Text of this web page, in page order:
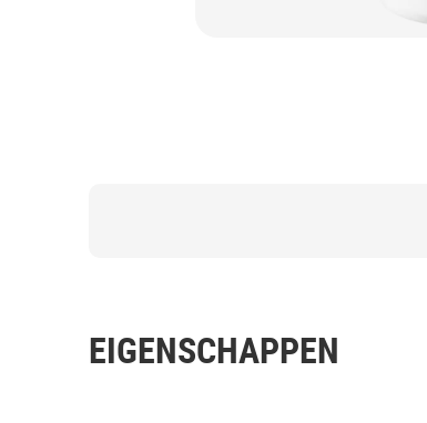
EIGENSCHAPPEN